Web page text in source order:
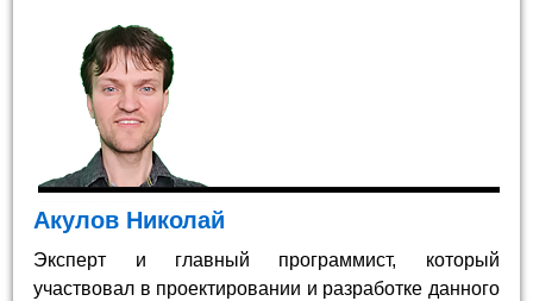
Акулов Николай
Эксперт и главный программист, который
участвовал в проектировании и разработке данного